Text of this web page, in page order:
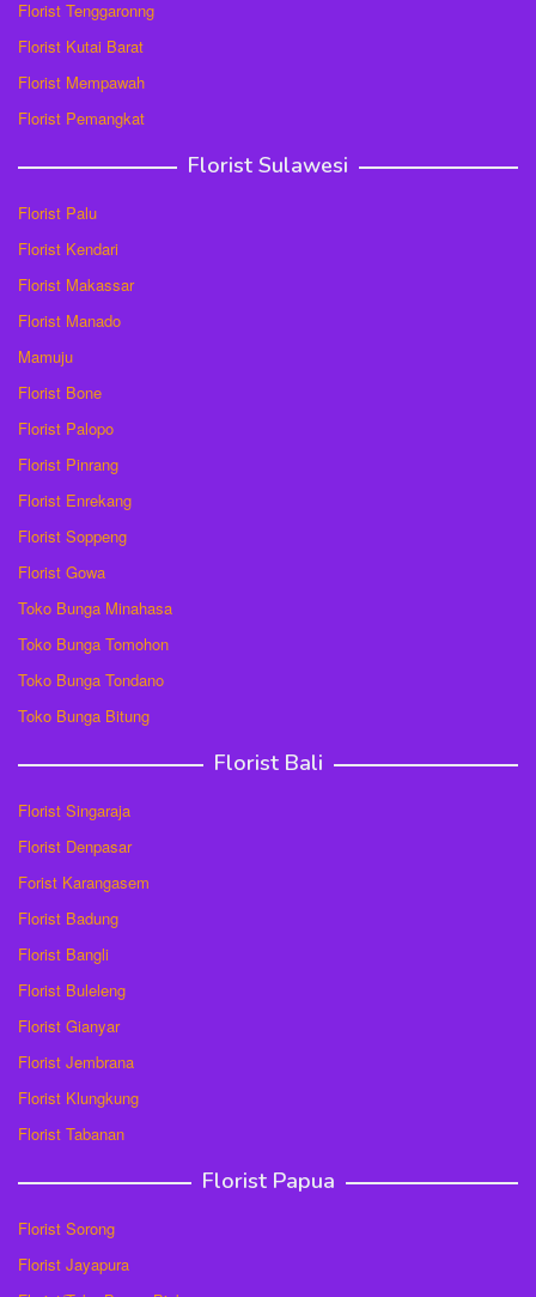
Florist Tenggaronng
Florist Kutai Barat
Florist Mempawah
Florist Pemangkat
Florist Sulawesi
Florist Palu
Florist Kendari
Florist Makassar
Florist Manado
Mamuju
Florist Bone
Florist Palopo
Florist Pinrang
Florist Enrekang
Florist Soppeng
Florist Gowa
Toko Bunga Minahasa
Toko Bunga Tomohon
Toko Bunga Tondano
Toko Bunga Bitung
Florist Bali
Florist Singaraja
Florist Denpasar
Forist Karangasem
Florist Badung
Florist Bangli
Florist Buleleng
Florist Gianyar
Florist Jembrana
Florist Klungkung
Florist Tabanan
Florist Papua
Florist Sorong
Florist Jayapura